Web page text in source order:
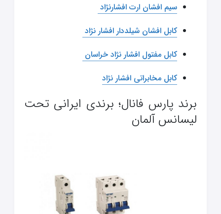
سیم افشان ارت افشارنژاد
کابل افشان شیلددار افشار نژاد
کابل مفتول افشار نژاد خراسان
کابل مخابراتی افشار نژاد
برند پارس فانال؛ برندی ایرانی تحت
لیسانس آلمان